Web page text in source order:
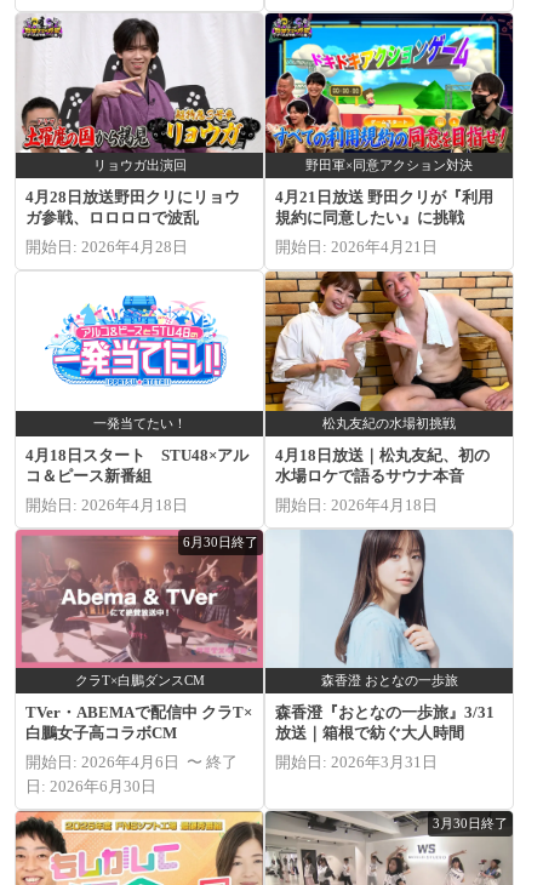
リョウガ出演回
4月28日放送野田クリにリョウ
ガ参戦、ロロロロで波乱
開始日: 2026年4月28日
野田軍×同意アクション対決
4月21日放送 野田クリが『利用
規約に同意したい』に挑戦
開始日: 2026年4月21日
一発当てたい！
4月18日スタート STU48×アル
コ＆ピース新番組
開始日: 2026年4月18日
松丸友紀の水場初挑戦
4月18日放送｜松丸友紀、初の
水場ロケで語るサウナ本音
開始日: 2026年4月18日
6月30日終了
クラT×白鵬ダンスCM
TVer・ABEMAで配信中 クラT×
白鵬女子高コラボCM
開始日: 2026年4月6日 〜 終了
日: 2026年6月30日
森香澄 おとなの一歩旅
森香澄『おとなの一歩旅』3/31
放送｜箱根で紡ぐ大人時間
開始日: 2026年3月31日
3月30日終了